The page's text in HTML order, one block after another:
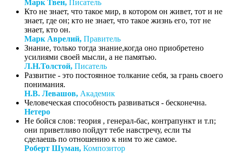
Марк Твен, Писатель
Кто не знает, что такое мир, в котором он живет, тот и не
знает, где он; кто не знает, что такое жизнь его, тот не
знает, кто он.
Марк Аврелий, Правитель
Знание, только тогда знание,когда оно приобретено
усилиями своей мысли, а не памятью.
Л.Н.Толстой, Писатель
Развитие - это постоянное толкание себя, за грань своего
понимания.
Н.В. Левашов, Академик
Человеческая способность развиваться - бесконечна.
Нетеро
Не бойся слов: теория , генерал-бас, контрапункт и т.п;
они приветливо пойдут тебе навстречу, если ты
сделаешь по отношению к ним то же самое.
Роберт Шуман, Композитор